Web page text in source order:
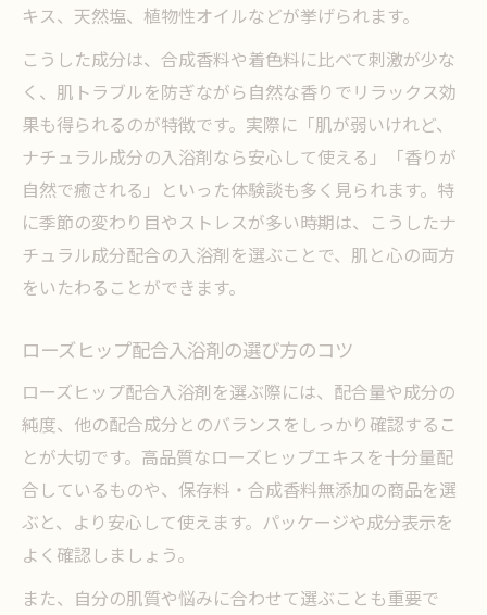
キス、天然塩、植物性オイルなどが挙げられます。
こうした成分は、合成香料や着色料に比べて刺激が少な
く、肌トラブルを防ぎながら自然な香りでリラックス効
果も得られるのが特徴です。実際に「肌が弱いけれど、
ナチュラル成分の入浴剤なら安心して使える」「香りが
自然で癒される」といった体験談も多く見られます。特
に季節の変わり目やストレスが多い時期は、こうしたナ
チュラル成分配合の入浴剤を選ぶことで、肌と心の両方
をいたわることができます。
ローズヒップ配合入浴剤の選び方のコツ
ローズヒップ配合入浴剤を選ぶ際には、配合量や成分の
純度、他の配合成分とのバランスをしっかり確認するこ
とが大切です。高品質なローズヒップエキスを十分量配
合しているものや、保存料・合成香料無添加の商品を選
ぶと、より安心して使えます。パッケージや成分表示を
よく確認しましょう。
また、自分の肌質や悩みに合わせて選ぶことも重要で